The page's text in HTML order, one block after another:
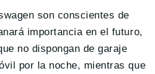
son conscientes de
importancia en el futuro,
no dispongan de garaje
por la noche, mientras que